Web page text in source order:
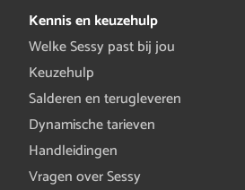
Kennis en keuzehulp
Welke Sessy past bij jou
Keuzehulp
Salderen en terugleveren
Dynamische tarieven
Handleidingen
Vragen over Sessy